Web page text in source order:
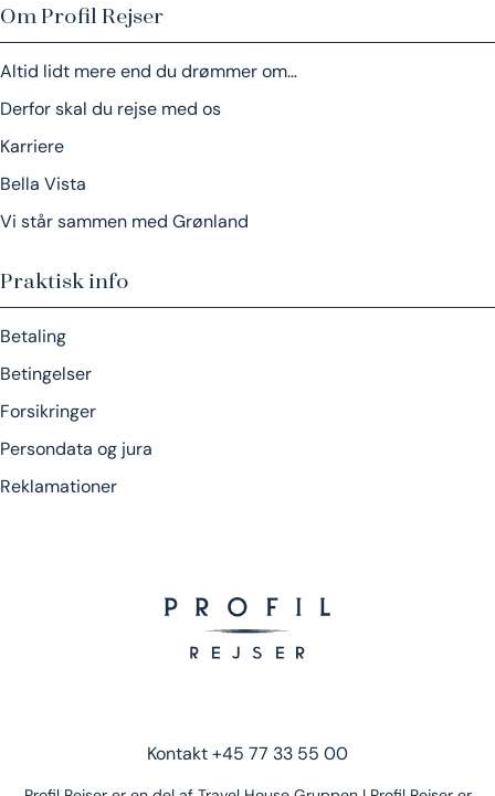
Om Profil Rejser
Altid lidt mere end du drømmer om…
Derfor skal du rejse med os
Karriere
Bella Vista
Vi står sammen med Grønland
Praktisk info
Betaling
Betingelser
Forsikringer
Persondata og jura
Reklamationer
Kontakt+45 77 33 55 00